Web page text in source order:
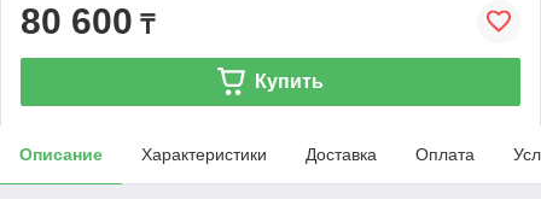
80 600 ₸
Купить
Описание Характеристики Доставка Оплата